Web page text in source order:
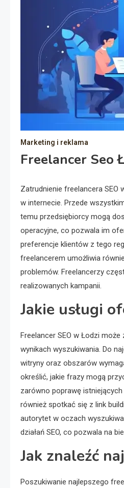
Marketing i reklama
Freelancer Seo
Zatrudnienie freelancera
w internecie. Przede
temu przedsiębiorcy mogą
operacyjne, co pozwala im
preferencje klientów z tego
freelancerem umożliwia
problemów. Freelancerzy
realizowanych kampanii.
Jakie usługi
Freelancer SEO w Łodzi
wynikach wyszukiwania. Do
witryny oraz obszarów
określić, jakie frazy mogą
zarówno poprawę
również spotkać się z link
autorytet w oczach
działań SEO, co pozwala na
Jak znaleźć
Poszukiwanie najlepszego